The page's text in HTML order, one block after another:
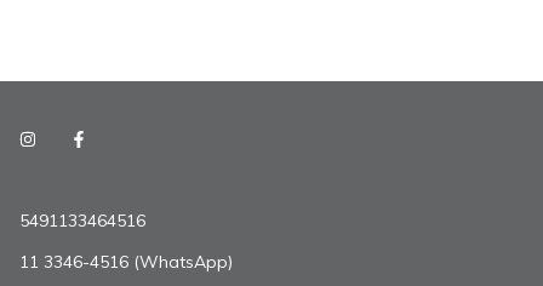
5491133464516
11 3346-4516 (WhatsApp)